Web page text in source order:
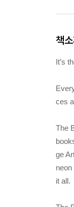
책
It’s
ces
The
ge
it all.